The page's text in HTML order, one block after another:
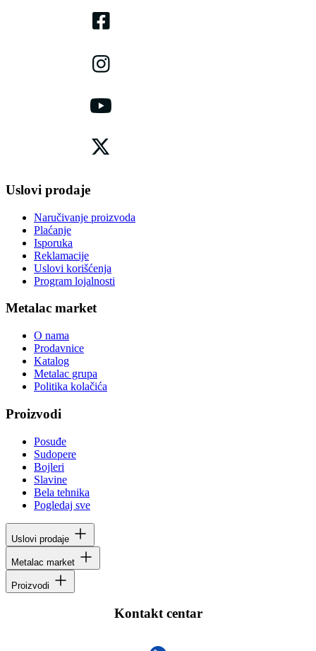
Uslovi prodaje
Naručivanje proizvoda
Plaćanje
Isporuka
Reklamacije
Uslovi korišćenja
Program lojalnosti
Metalac market
O nama
Prodavnice
Katalog
Metalac grupa
Politika kolačića
Proizvodi
Posuđe
Sudopere
Bojleri
Slavine
Bela tehnika
Pogledaj sve
Uslovi prodaje
Metalac market
Proizvodi
Kontakt centar